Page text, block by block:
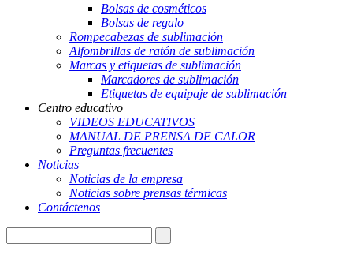
Bolsas de cosméticos
Bolsas de regalo
Rompecabezas de sublimación
Alfombrillas de ratón de sublimación
Marcas y etiquetas de sublimación
Marcadores de sublimación
Etiquetas de equipaje de sublimación
Centro educativo
VIDEOS EDUCATIVOS
MANUAL DE PRENSA DE CALOR
Preguntas frecuentes
Noticias
Noticias de la empresa
Noticias sobre prensas térmicas
Contáctenos